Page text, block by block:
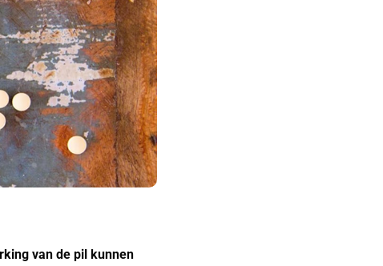
van de pil kunnen